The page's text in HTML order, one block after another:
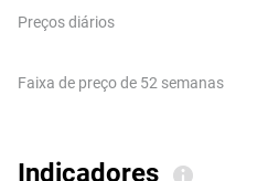
Preços diários
Faixa de preço de 52 semanas
Indicadores